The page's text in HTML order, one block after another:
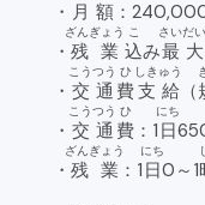
・ 月額 ：
・残業
ざんぎょう
込
こ
み最大
さいだ
・ 交通
こうつう
費
ひ
支給
しきゅう
（
・ 交通
こうつう
費
ひ
：1 日
にち
・残業
ざんぎょう
：1 日
にち
0～1